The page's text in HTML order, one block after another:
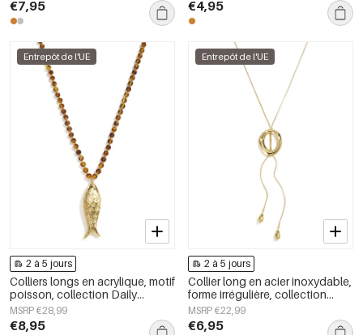
€7,95 €4,95
Entrepôt de l'UE
2 à 5 jours
Colliers longs en acrylique, motif
poisson, collection Daily
Simple, bijoux pour femmes
MSRP €28,99
€8,95
Entrepôt de l'UE
2 à 5 jours
Collier long en acier inoxydable,
forme irrégulière, collection
Simple Daily Simple, bijoux pour
femmes
MSRP €22,99
€6,95